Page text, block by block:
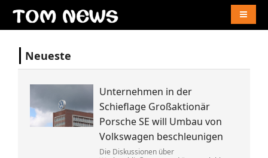
Neueste
Unternehmen in der
Schieflage Großaktionär
Porsche SE will Umbau von
Volkswagen beschleunigen
Die Diskussionen über